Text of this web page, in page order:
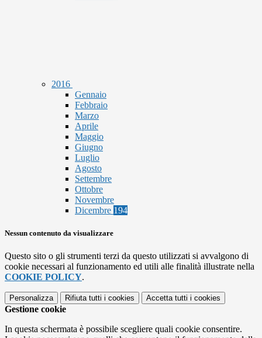
2016
Gennaio
Febbraio
Marzo
Aprile
Maggio
Giugno
Luglio
Agosto
Settembre
Ottobre
Novembre
Dicembre 194
Nessun contenuto da visualizzare
Questo sito o gli strumenti terzi da questo utilizzati si avvalgono di
cookie necessari al funzionamento ed utili alle finalità illustrate nella
COOKIE POLICY.
Personalizza Rifiuta tutti i cookies Accetta tutti i cookies
Gestione cookie
In questa schermata è possibile scegliere quali cookie consentire.